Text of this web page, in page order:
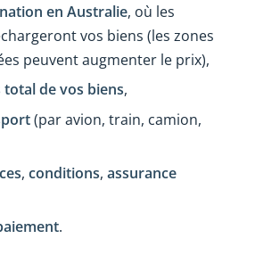
en Australie, où les
vos biens (les zones
peuvent augmenter le prix),
de vos biens,
(par avion, train, camion,
, conditions, assurance
.